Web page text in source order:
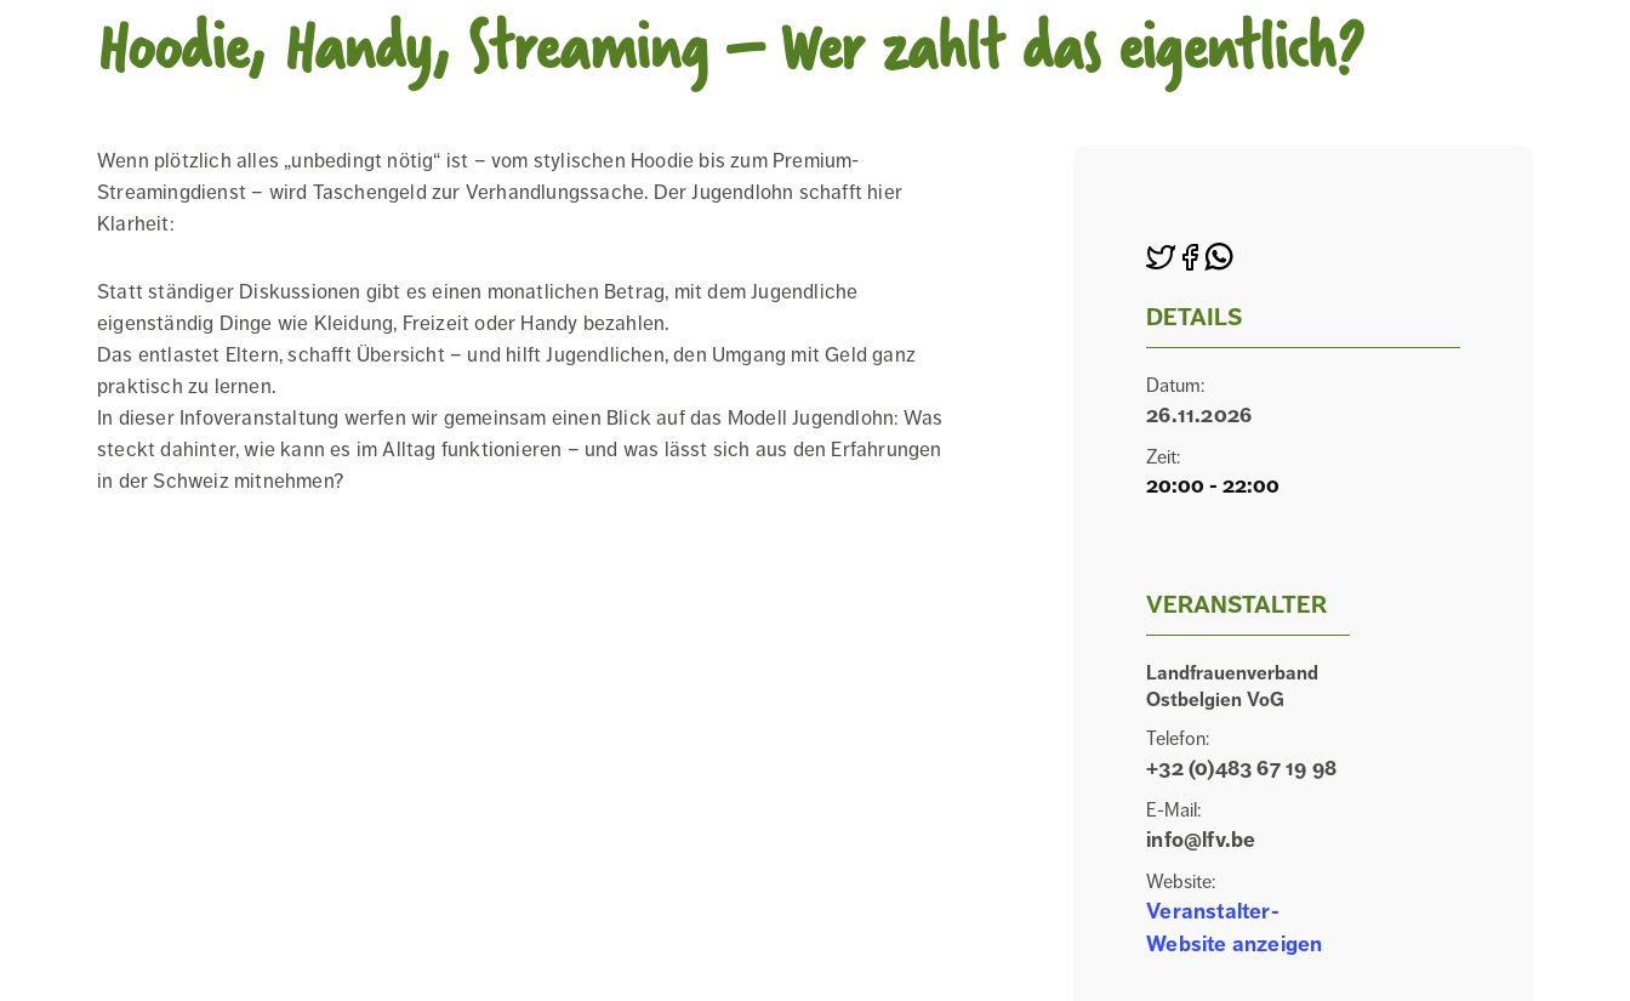
Hoodie, Handy, Streaming – Wer zahlt das eigentlich?
Wenn plötzlich alles „unbedingt nötig“ ist – vom stylischen Hoodie bis zum Premium-
Streamingdienst – wird Taschengeld zur Verhandlungssache. Der Jugendlohn schafft hier
Klarheit:
Statt ständiger Diskussionen gibt es einen monatlichen Betrag, mit dem Jugendliche
eigenständig Dinge wie Kleidung, Freizeit oder Handy bezahlen.
Das entlastet Eltern, schafft Übersicht – und hilft Jugendlichen, den Umgang mit Geld ganz
praktisch zu lernen.
In dieser Infoveranstaltung werfen wir gemeinsam einen Blick auf das Modell Jugendlohn: Was
steckt dahinter, wie kann es im Alltag funktionieren – und was lässt sich aus den Erfahrungen
in der Schweiz mitnehmen?
DETAILS
Datum:
26.11.2026
Zeit:
20:00 - 22:00
VERANSTALTER
Landfrauenverband
Ostbelgien VoG
Telefon:
+32 (0)483 67 19 98
E-Mail:
info@lfv.be
Website:
Veranstalter-
Website anzeigen